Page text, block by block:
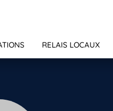
RELAIS LOCAUX